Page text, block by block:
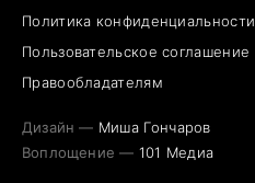
Политика конфиденциальности
Пользовательское соглашение
Правообладателям
Дизайн — Миша Гончаров
Воплощение — 101 Медиа